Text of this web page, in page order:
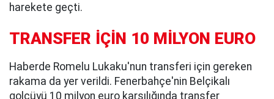
harekete geçti.
TRANSFER İÇİN 10 MİLYON EURO
Haberde Romelu Lukaku'nun transferi için gereken
rakama da yer verildi. Fenerbahçe'nin Belçikalı
golcüyü 10 milyon euro karşılığında transfer